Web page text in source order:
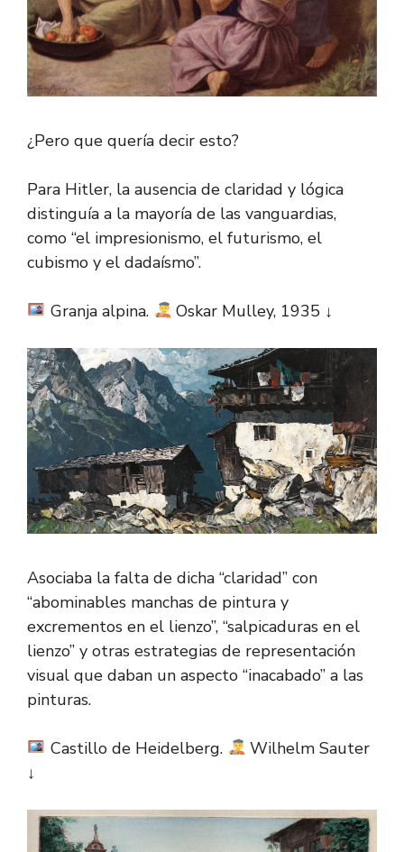
¿Pero que quería decir esto?
Para Hitler, la ausencia de claridad y lógica
distinguía a la mayoría de las vanguardias,
como “el impresionismo, el futurismo, el
cubismo y el dadaísmo”.
Granja alpina. Oskar Mulley, 1935 ↓
Asociaba la falta de dicha “claridad” con
“abominables manchas de pintura y
excrementos en el lienzo”, “salpicaduras en el
lienzo” y otras estrategias de representación
visual que daban un aspecto “inacabado” a las
pinturas.
Castillo de Heidelberg.
Wilhelm Sauter
↓